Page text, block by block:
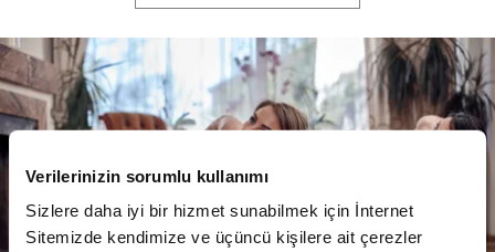
Verilerinizin sorumlu kullanımı
Sizlere daha iyi bir hizmet sunabilmek için İnternet
Sitemizde kendimize ve üçüncü kişilere ait çerezler